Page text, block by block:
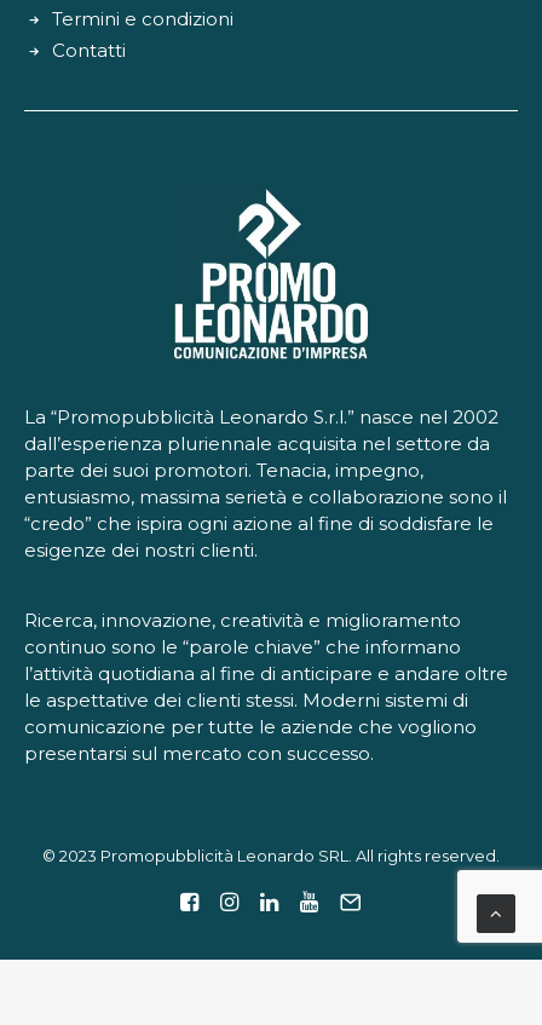
Termini e condizioni
Contatti
La “Promopubblicità Leonardo S.r.l.” nasce nel 2002
dall’esperienza pluriennale acquisita nel settore da
parte dei suoi promotori. Tenacia, impegno,
entusiasmo, massima serietà e collaborazione sono il
“credo” che ispira ogni azione al fine di soddisfare le
esigenze dei nostri clienti.
Ricerca, innovazione, creatività e miglioramento
continuo sono le “parole chiave” che informano
l’attività quotidiana al fine di anticipare e andare oltre
le aspettative dei clienti stessi. Moderni sistemi di
comunicazione per tutte le aziende che vogliono
presentarsi sul mercato con successo.
© 2023 Promopubblicità Leonardo SRL. All rights reserved.